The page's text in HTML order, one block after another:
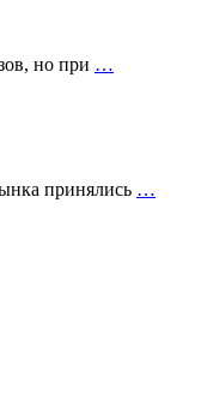
но при …
принялись …